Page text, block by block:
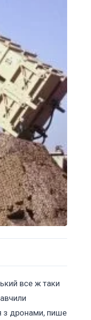
все ж таки
з дронами, пише